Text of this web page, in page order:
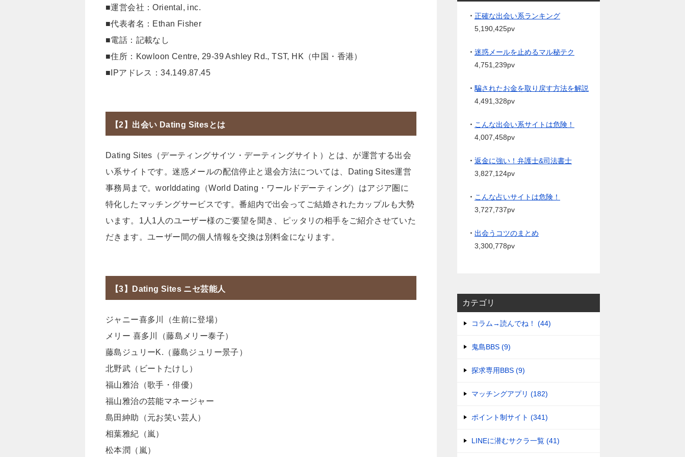
■運営会社：Oriental, inc.
■代表者名：Ethan Fisher
■電話：記載なし
■住所：Kowloon Centre, 29-39 Ashley Rd., TST, HK（中国・香港）
■IPアドレス：34.149.87.45
【2】出会い Dating Sitesとは
Dating Sites（デーティングサイツ・デーティングサイト）とは、が運営する出会
い系サイトです。迷惑メールの配信停止と退会方法については、Dating Sites運営
事務局まで。worlddating（World Dating・ワールドデーティング）はアジア圏に
特化したマッチングサービスです。番組内で出会ってご結婚されたカップルも大勢
います。1人1人のユーザー様のご要望を聞き、ピッタリの相手をご紹介させていた
だきます。ユーザー間の個人情報を交換は別料金になります。
【3】Dating Sites ニセ芸能人
ジャニー喜多川（生前に登場）
メリー 喜多川（藤島メリー泰子）
藤島ジュリーK.（藤島ジュリー景子）
北野武（ビートたけし）
福山雅治（歌手・俳優）
福山雅治の芸能マネージャー
島田紳助（元お笑い芸人）
相葉雅紀（嵐）
松本潤（嵐）
・ 正確な出会い系ランキング
5,190,425pv
・ 迷惑メールを止めるマル秘テク
4,751,239pv
・ 騙されたお金を取り戻す方法を解説
4,491,328pv
・ こんな出会い系サイトは危険！
4,007,458pv
・ 返金に強い！弁護士&司法書士
3,827,124pv
・ こんな占いサイトは危険！
3,727,737pv
・ 出会うコツのまとめ
3,300,778pv
カテゴリ
コラム→読んでね！ (44)
鬼島BBS (9)
探求専用BBS (9)
マッチングアプリ (182)
ポイント制サイト (341)
LINEに潜むサクラ一覧 (41)